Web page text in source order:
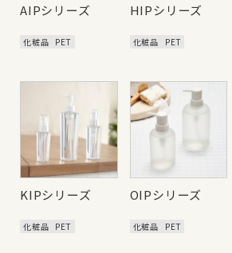
AIPシリーズ
化粧品 PET
HIPシリーズ
化粧品 PET
KIPシリーズ
化粧品 PET
OIPシリーズ
化粧品 PET